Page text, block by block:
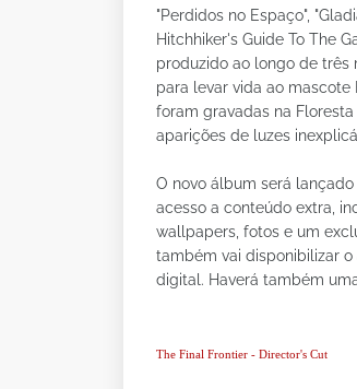
"Perdidos no Espaço",
Hitchhiker's Guide To The
produzido ao longo de três
para levar vida ao mascote
foram gravadas na
aparições de luzes
O novo álbum será
acesso a conteúdo extra,
wallpapers, fotos e um
também vai disponibilizar
digital. Haverá também
The Final Frontier - Director's Cut